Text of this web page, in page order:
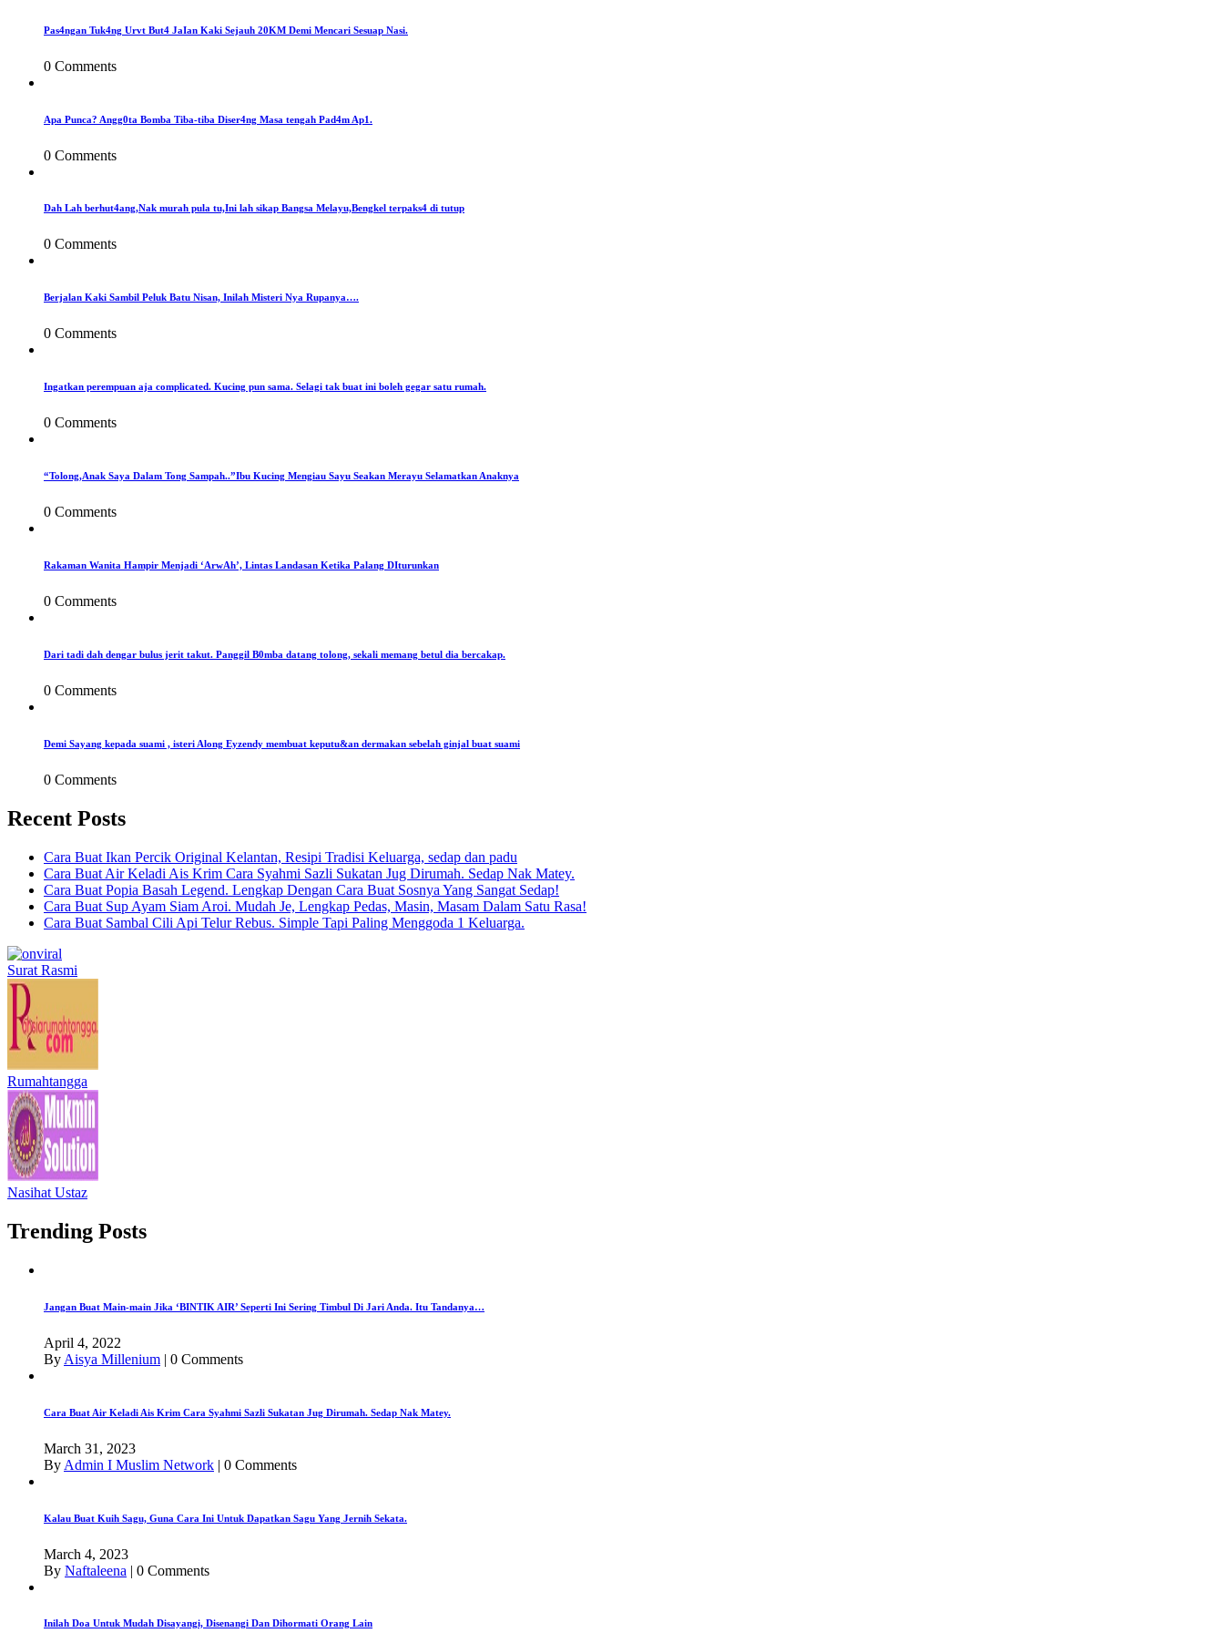
Pas4ngan Tuk4ng Urvt But4 JaIan Kaki Sejauh 20KM Demi Mencari Sesuap Nasi.
0 Comments
Apa Punca? Angg0ta Bomba Tiba-tiba Diser4ng Masa tengah Pad4m Ap1.
0 Comments
Dah Lah berhut4ang,Nak murah pula tu,Ini lah sikap Bangsa Melayu,Bengkel terpaks4 di tutup
0 Comments
Berjalan Kaki Sambil Peluk Batu Nisan, Inilah Misteri Nya Rupanya….
0 Comments
Ingatkan perempuan aja complicated. Kucing pun sama. Selagi tak buat ini boleh gegar satu rumah.
0 Comments
“Tolong,Anak Saya Dalam Tong Sampah..”Ibu Kucing Mengiau Sayu Seakan Merayu Selamatkan Anaknya
0 Comments
Rakaman Wanita Hampir Menjadi ‘ArwAh’, Lintas Landasan Ketika Palang DIturunkan
0 Comments
Dari tadi dah dengar bulus jerit takut. Panggil B0mba datang tolong, sekali memang betul dia bercakap.
0 Comments
Demi Sayang kepada suami , isteri Along Eyzendy membuat keputu&an dermakan sebelah ginjal buat suami
0 Comments
Recent Posts
Cara Buat Ikan Percik Original Kelantan, Resipi Tradisi Keluarga, sedap dan padu
Cara Buat Air Keladi Ais Krim Cara Syahmi Sazli Sukatan Jug Dirumah. Sedap Nak Matey.
Cara Buat Popia Basah Legend. Lengkap Dengan Cara Buat Sosnya Yang Sangat Sedap!
Cara Buat Sup Ayam Siam Aroi. Mudah Je, Lengkap Pedas, Masin, Masam Dalam Satu Rasa!
Cara Buat Sambal Cili Api Telur Rebus. Simple Tapi Paling Menggoda 1 Keluarga.
Surat Rasmi
Rumahtangga
Nasihat Ustaz
Trending Posts
Jangan Buat Main-main Jika ‘BINTIK AIR’ Seperti Ini Sering Timbul Di Jari Anda. Itu Tandanya…
April 4, 2022
By Aisya Millenium | 0 Comments
Cara Buat Air Keladi Ais Krim Cara Syahmi Sazli Sukatan Jug Dirumah. Sedap Nak Matey.
March 31, 2023
By Admin I Muslim Network | 0 Comments
Kalau Buat Kuih Sagu, Guna Cara Ini Untuk Dapatkan Sagu Yang Jernih Sekata.
March 4, 2023
By Naftaleena | 0 Comments
Inilah Doa Untuk Mudah Disayangi, Disenangi Dan Dihormati Orang Lain